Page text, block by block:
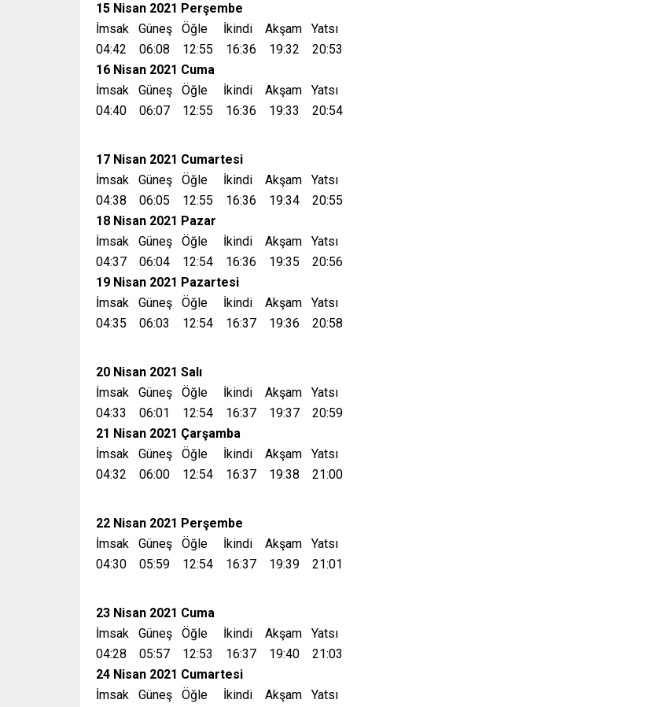
15 Nisan 2021 Perşembe
İmsak Güneş Öğle İkindi Akşam Yatsı
04:42 06:08 12:55 16:36 19:32 20:53
16 Nisan 2021 Cuma
İmsak Güneş Öğle İkindi Akşam Yatsı
04:40 06:07 12:55 16:36 19:33 20:54
17 Nisan 2021 Cumartesi
İmsak Güneş Öğle İkindi Akşam Yatsı
04:38 06:05 12:55 16:36 19:34 20:55
18 Nisan 2021 Pazar
İmsak Güneş Öğle İkindi Akşam Yatsı
04:37 06:04 12:54 16:36 19:35 20:56
19 Nisan 2021 Pazartesi
İmsak Güneş Öğle İkindi Akşam Yatsı
04:35 06:03 12:54 16:37 19:36 20:58
20 Nisan 2021 Salı
İmsak Güneş Öğle İkindi Akşam Yatsı
04:33 06:01 12:54 16:37 19:37 20:59
21 Nisan 2021 Çarşamba
İmsak Güneş Öğle İkindi Akşam Yatsı
04:32 06:00 12:54 16:37 19:38 21:00
22 Nisan 2021 Perşembe
İmsak Güneş Öğle İkindi Akşam Yatsı
04:30 05:59 12:54 16:37 19:39 21:01
23 Nisan 2021 Cuma
İmsak Güneş Öğle İkindi Akşam Yatsı
04:28 05:57 12:53 16:37 19:40 21:03
24 Nisan 2021 Cumartesi
İmsak Güneş Öğle İkindi Akşam Yatsı